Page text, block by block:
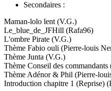
Secondaires :
Maman-lolo lent (V.G.)
Le_blue_de_JFHill (Rafa96)
L'ombre Pirate (V.G.)
Thème Fabio ouli (Pierre-louis
Thème Junta (V.G.)
Thème Conseil des
Thème Adénor & Phil (Pierre-
Introduction chapitre 1 (Reprise)